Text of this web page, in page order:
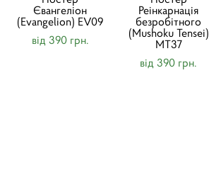
Євангеліон
(Evangelion) EV09
від 390 грн.
Реінкарнація
безробітного
(Mushoku Tensei)
MT37
від 390 грн.